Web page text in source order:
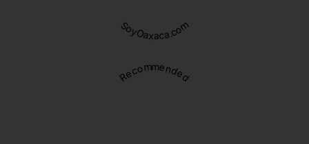
SoyOaxaca.com
Recommended